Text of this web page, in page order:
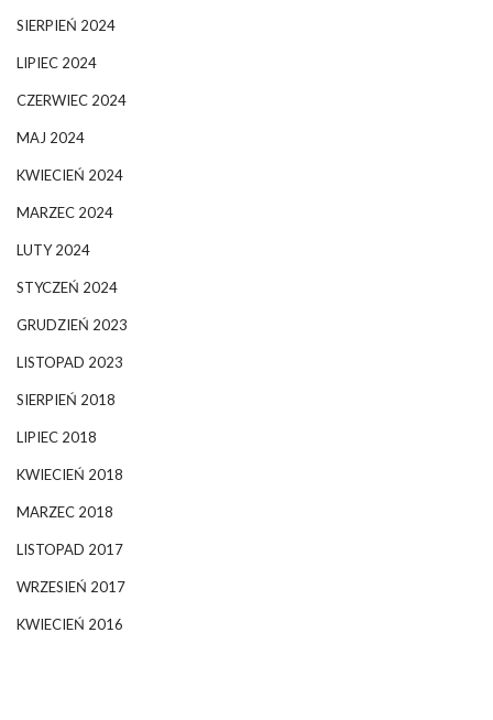
SIERPIEŃ 2024
LIPIEC 2024
CZERWIEC 2024
MAJ 2024
KWIECIEŃ 2024
MARZEC 2024
LUTY 2024
STYCZEŃ 2024
GRUDZIEŃ 2023
LISTOPAD 2023
SIERPIEŃ 2018
LIPIEC 2018
KWIECIEŃ 2018
MARZEC 2018
LISTOPAD 2017
WRZESIEŃ 2017
KWIECIEŃ 2016